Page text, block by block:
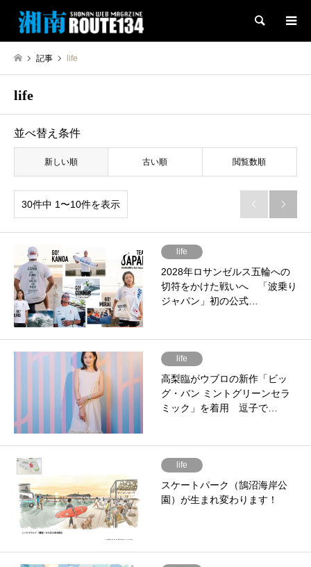
検索
記事 life
life
並べ替え条件
新しい順 古い順 閲覧数順
30件中 1〜10件を表示  
life
2028年ロサンゼルス五輪への
切符をかけた戦いへ 「波乗り
ジャパン」初の公式…
life
高梨臨がウブロの新作「ビッ
グ・バン ミントグリーンセラ
ミック」を着用 逗子で…
life
スケートパーク（鵠沼海岸公
園）が生まれ変わります！